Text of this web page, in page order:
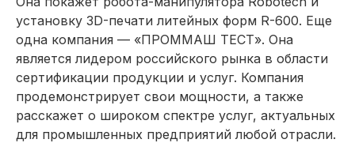
установку 3D-печати литейных форм R-600. Еще
одна компания — «ПРОММАШ ТЕСТ». Она
является лидером российского рынка в области
сертификации продукции и услуг. Компания
продемонстрирует свои мощности, а также
расскажет о широком спектре услуг, актуальных
для промышленных предприятий любой отрасли.